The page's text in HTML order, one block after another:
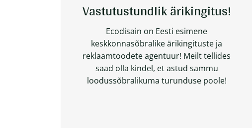
Vastutustundlik ärikingitus!
Ecodisain on Eesti esimene
keskkonnasõbralike ärikingituste ja
reklaamtoodete agentuur! Meilt tellides
saad olla kindel, et astud sammu
loodussõbralikuma turunduse poole!